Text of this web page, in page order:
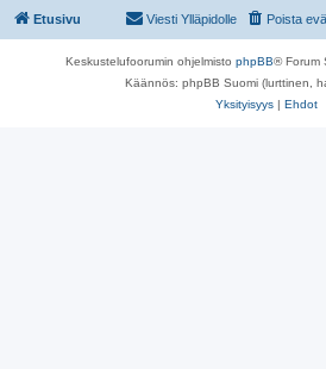
Etusivu Poista
Viesti Ylläpidolle
Keskustelufoorumin ohjelmisto phpBB® Forum
Käännös: phpBB Suomi (lurttinen,
Yksityisyys | Ehdot